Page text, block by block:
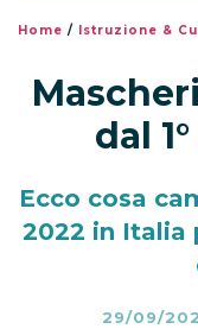
Home / Istruzione &
dal
Ecco cosa
2022 in Italia
29/09/